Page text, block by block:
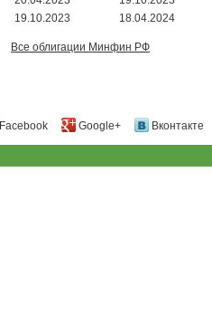
19.10.2023
18.04.2024
Все облигации Минфин РФ
Facebook Google+ Вконтакте